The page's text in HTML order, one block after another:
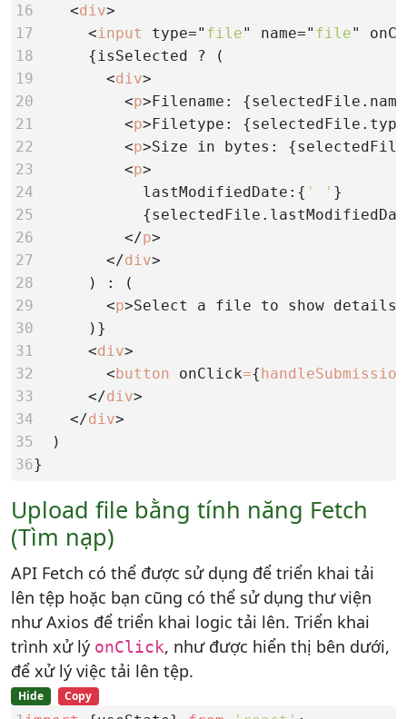
16
    <
div
17 <input type=" file" name=" file"
18
19 <div
20 <p>Filename:
21 <p>Filetype:
22 <p>Size in bytes:
23 <p
24 lastModifiedDate:{ ' '
25
26 </p
27 </div
28
29 <p>Select a file to show
30
31 <div
32 <button onClick={handleSubmission
33 </div
34 </div
35
36}
Upload file bằng tính năng Fetch
(Tìm nạp)
API Fetch có thể được sử dụng để triển khai tải
lên tệp hoặc bạn cũng có thể sử dụng thư viện
như Axios để triển khai logic tải lên. Triển khai
trình xử lý onClick, như được hiển thị bên dưới,
để xử lý việc tải lên tệp.
Hide Copy